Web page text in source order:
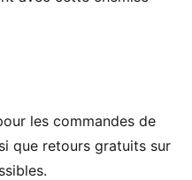
d’une élégante
pour vous
apporte une énergie
% de matériaux
les commandes de
que retours gratuits sur